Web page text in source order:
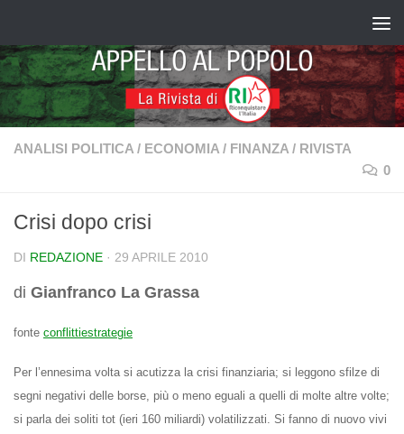
ANALISI POLITICA / ECONOMIA / FINANZA / RIVISTA
0
Crisi dopo crisi
DI REDAZIONE · 29 APRILE 2010
di Gianfranco La Grassa
fonte conflittiestrategie
Per l’ennesima volta si acutizza la crisi finanziaria; si leggono sfilze di
segni negativi delle borse, più o meno eguali a quelli di molte altre volte;
si parla dei soliti tot (ieri 160 miliardi) volatilizzati. Si fanno di nuovo vivi